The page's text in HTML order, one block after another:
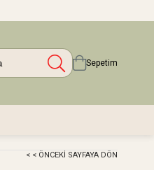
Sepetim
< < ÖNCEKI SAYFAYA DÖN